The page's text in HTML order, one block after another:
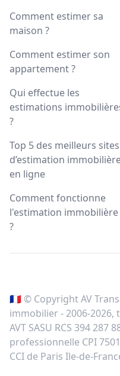
Comment estimer sa
maison ?
Comment estimer son
appartement ?
Qui effectue les
estimations
?
Top 5 des meilleurs sites
d’estimation
en ligne
Comment fonctionne
l'estimation immobilière
?
🇫🇷 © Copyright AV
immobilier - 2006-2026,
AVT SASU RCS 394 287
professionnelle CPI
CCI de Paris Ile-de-